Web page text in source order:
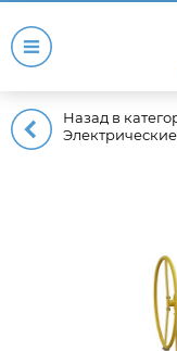
Назад в